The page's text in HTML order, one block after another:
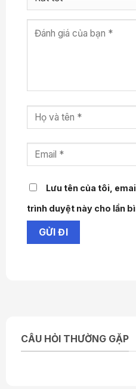
nghiên cứu, việc rèn
tương tự như các bài
không gây tác dụng
tin cho bạn. Một
nào tập tạ càng nặng
thể và cảm thấy buổi
Kiểm soát cân nặng:
mĩ (aerobics) được
của cơ thể. Nếu tập tạ
tốc độ trao đổi chất
đến 15%.
Ngoài ra thường xuyên
phần bên ngoài được
này là sản phẩm chuyên
Lưu tên của tôi,
trình duyệt này cho lần
CÂU HỎI THƯỜNG GẶP